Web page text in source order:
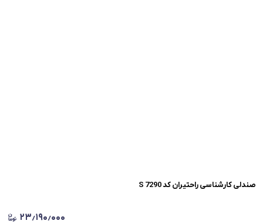
صندلی کارشناسی راحتیران کد S 7290
۲۳٫۱۹۰٫۰۰۰